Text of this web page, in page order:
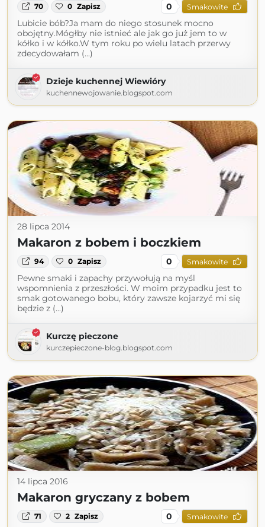
70 0 Zapisz 0 Smakowite
Lubicie bób?Ja mam do niego stosunek mocno
obojętny.Mógłby nie istnieć ale jak go już jem to w
kółko i w kółko.W tym roku po wielu latach przerwy
zdecydowałam (...)
Dzieje kuchennej Wiewióry
kuchennewojowanie.blogspot.com
28 lipca 2014
Makaron z bobem i boczkiem
94 0 Zapisz 0 Smakowite
Pewne smaki i zapachy przywołują na myśl
wspomnienia z przeszłości. W moim przypadku jest to
smak gotowanego bobu, który zawsze kojarzyć mi się
będzie z (...)
Kurczę pieczone
kurczepieczone-blog.blogspot.com
14 lipca 2016
Makaron gryczany z bobem
71 2 Zapisz 0 Smakowite